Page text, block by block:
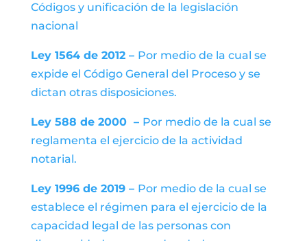
Códigos y unificación de la legislación
nacional
Ley 1564 de 2012 – Por medio de la cual se
expide el Código General del Proceso y se
dictan otras disposiciones.
Ley 588 de 2000 – Por medio de la cual se
reglamenta el ejercicio de la actividad
notarial.
Ley 1996 de 2019 – Por medio de la cual se
establece el régimen para el ejercicio de la
capacidad legal de las personas con